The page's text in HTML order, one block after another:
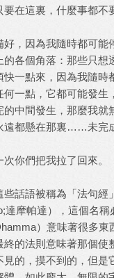
在這裏，什麼事都
因為我隨時都可能
的各個角落：那些只想
快一點來，因為我隨時
何一點，它都可能發生
中間發生，那麼我就
遠都懸在那裏……未完
們把我拉了回來。
話語被稱為「法句經
達摩帕達），這個名稱
）意味著很多
終的法則意味著那個使
見的，摸不到的，但是